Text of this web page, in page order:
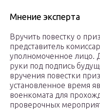
Мнение эксперта
Вручить повестку о
представитель
уполномоченное лицо.
руки под подпись
вручения повестки
установленное время
военкомата для
проверочных